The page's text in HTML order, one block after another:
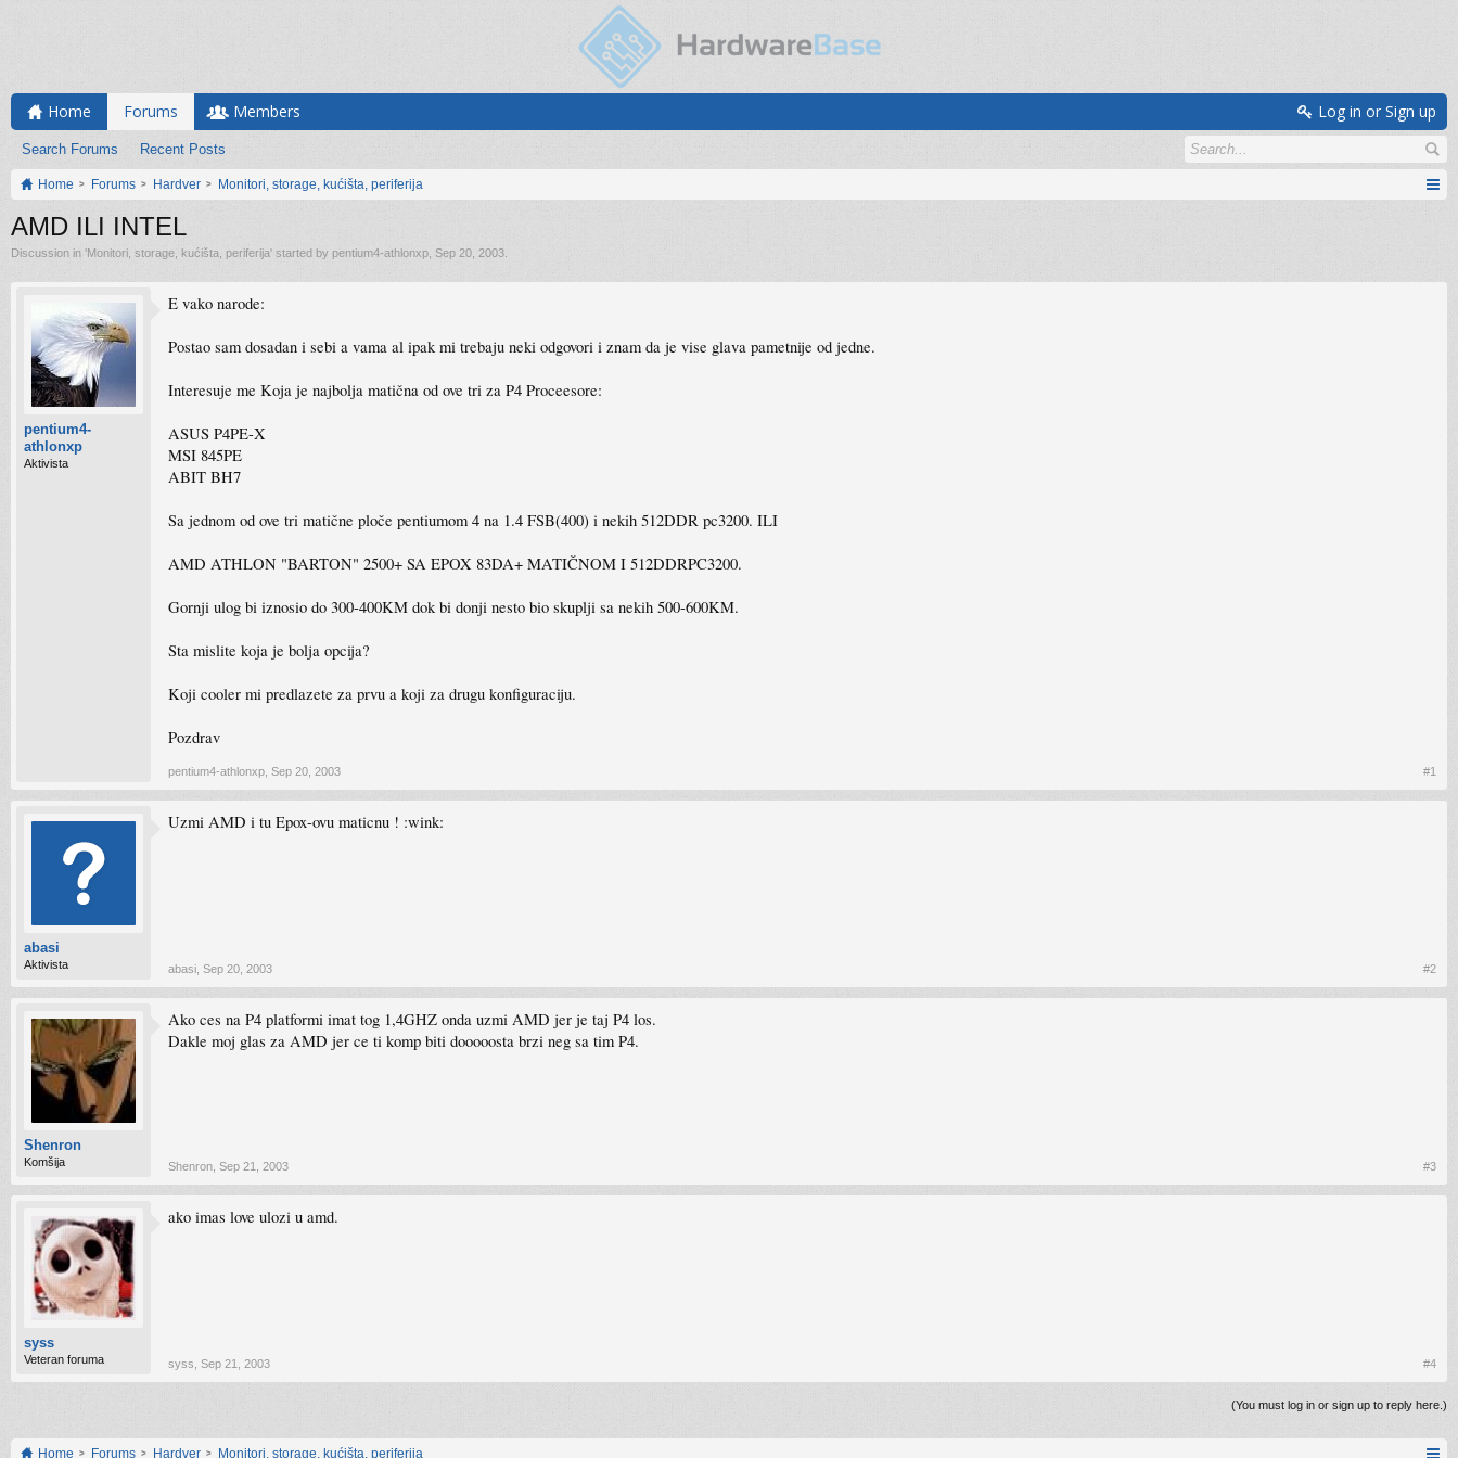
Home Forums
Search Forums Recent Posts
Members Log in or Sign up
Home Forums Hardver Monitori, storage, kućišta, periferija
AMD ILI INTEL
Discussion in 'Monitori, storage, kućišta, periferija' started by pentium4-athlonxp Sep 20, 2003
pentium4-
athlonxp
Aktivista
E vako narode:
Postao sam dosadan i sebi a vama al ipak mi trebaju neki odgovori i znam da je vise glava pametnije od jedne.
Interesuje me Koja je najbolja matična od ove tri za P4 Proceesore:
ASUS P4PE-X
MSI 845PE
ABIT BH7
Sa jednom od ove tri matične ploče pentiumom 4 na 1.4 FSB(400) i nekih 512DDR pc3200. ILI
AMD ATHLON "BARTON" 2500+ SA EPOX 83DA+ MATIČNOM I 512DDRPC3200.
Gornji ulog bi iznosio do 300-400KM dok bi donji nesto bio skuplji sa nekih 500-600KM.
Sta mislite koja je bolja opcija?
Koji cooler mi predlazete za prvu a koji za drugu konfiguraciju.
Pozdrav
pentium4-athlonxp Sep 20, 2003 #1
abasi
Aktivista
Uzmi AMD i tu Epox-ovu maticnu ! :wink:
abasi Sep 20, 2003 #2
Shenron
Komšija
Ako ces na P4 platformi imat tog 1,4GHZ onda uzmi AMD jer je taj P4 los.
Dakle moj glas za AMD jer ce ti komp biti dooooosta brzi neg sa tim P4.
Shenron Sep 21, 2003 #3
syss
Veteran foruma
ako imas love ulozi u amd.
syss Sep 21, 2003 #4
(You must log in or sign up to reply here.)
Home Forums Hardver Monitori, storage, kućišta, periferija